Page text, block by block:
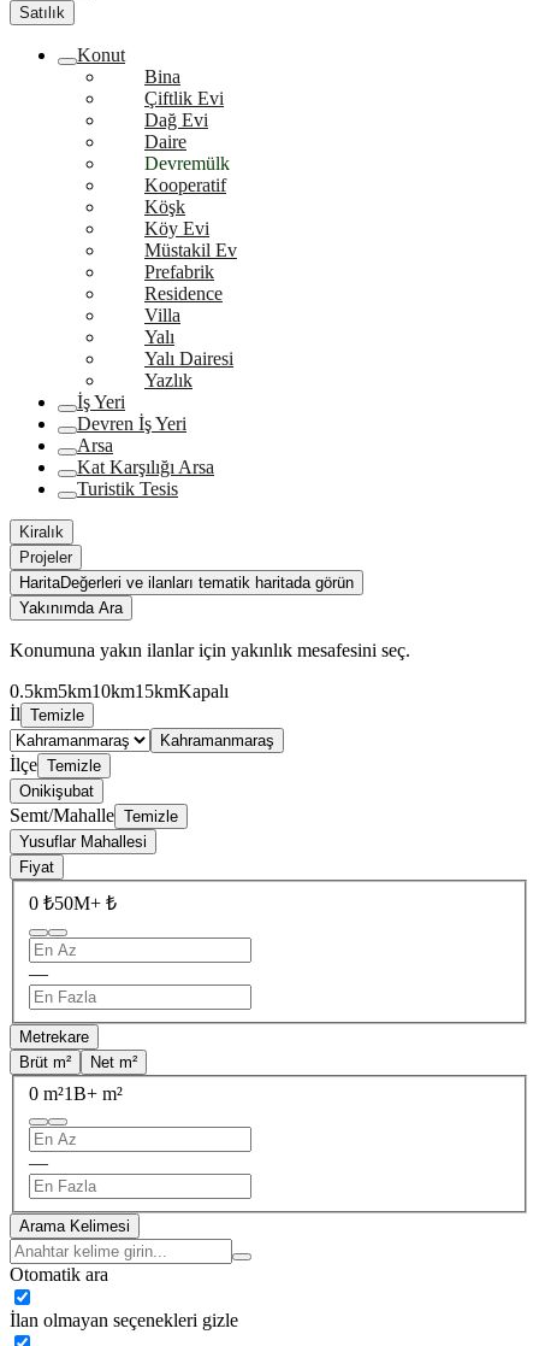
Satılık
Konut
Bina
Çiftlik Evi
Dağ Evi
Daire
Devremülk
Kooperatif
Köşk
Köy Evi
Müstakil Ev
Prefabrik
Residence
Villa
Yalı
Yalı Dairesi
Yazlık
İş Yeri
Devren İş Yeri
Arsa
Kat Karşılığı Arsa
Turistik Tesis
Kiralık
Projeler
HaritaDeğerleri ve ilanları tematik haritada görün
Yakınımda Ara
Konumuna yakın ilanlar için yakınlık mesafesini seç.
0.5km5km10km15kmKapalı
İl Temizle
Kahramanmaraş
İlçe Temizle
Onikişubat
Semt/Mahalle Temizle
Yusuflar Mahallesi
Fiyat
0 ₺50M+ ₺
—
Metrekare
Brüt m²
Net m²
0 m²1B+ m²
—
Arama Kelimesi
Otomatik ara
İlan olmayan seçenekleri gizle